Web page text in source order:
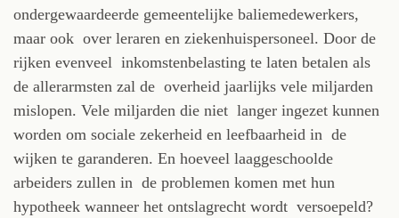
ondergewaardeerde gemeentelijke baliemedewerkers,
maar ook over leraren en ziekenhuispersoneel. Door de
rijken evenveel inkomstenbelasting te laten betalen als
de allerarmsten zal de overheid jaarlijks vele miljarden
mislopen. Vele miljarden die niet langer ingezet kunnen
worden om sociale zekerheid en leefbaarheid in de
wijken te garanderen. En hoeveel laaggeschoolde
arbeiders zullen in de problemen komen met hun
hypotheek wanneer het ontslagrecht wordt versoepeld?